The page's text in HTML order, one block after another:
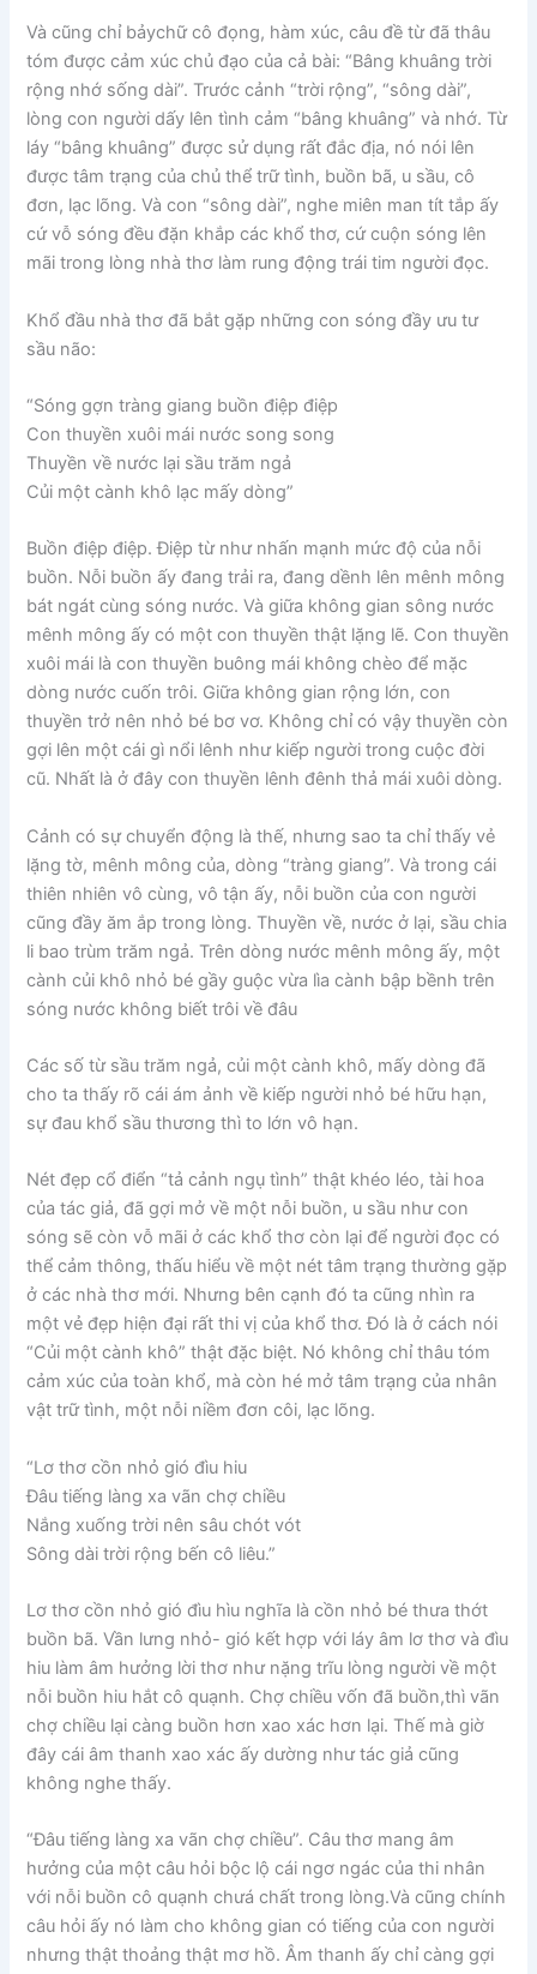
Và cũng chỉ bảychữ cô đọng, hàm xúc, câu đề từ đã thâu
tóm được cảm xúc chủ đạo của cả bài: “Bâng khuâng trời
rộng nhớ sống dài”. Trước cảnh “trời rộng”, “sông dài”,
lòng con người dấy lên tình cảm “bâng khuâng” và nhớ. Từ
láy “bâng khuâng” được sử dụng rất đắc địa, nó nói lên
được tâm trạng của chủ thể trữ tình, buồn bã, u sầu, cô
đơn, lạc lõng. Và con “sông dài”, nghe miên man tít tắp ấy
cứ vỗ sóng đều đặn khắp các khổ thơ, cứ cuộn sóng lên
mãi trong lòng nhà thơ làm rung động trái tim người đọc.
Khổ đầu nhà thơ đã bắt gặp những con sóng đầy ưu tư
sầu não:
“Sóng gợn tràng giang buồn điệp điệp
Con thuyền xuôi mái nước song song
Thuyền về nước lại sầu trăm ngả
Củi một cành khô lạc mấy dòng”
Buồn điệp điệp. Điệp từ như nhấn mạnh mức độ của nỗi
buồn. Nỗi buồn ấy đang trải ra, đang dềnh lên mênh mông
bát ngát cùng sóng nước. Và giữa không gian sông nước
mênh mông ấy có một con thuyền thật lặng lẽ. Con thuyền
xuôi mái là con thuyền buông mái không chèo để mặc
dòng nước cuốn trôi. Giữa không gian rộng lớn, con
thuyền trở nên nhỏ bé bơ vơ. Không chỉ có vậy thuyền còn
gợi lên một cái gì nổi lênh như kiếp người trong cuộc đời
cũ. Nhất là ở đây con thuyền lênh đênh thả mái xuôi dòng.
Cảnh có sự chuyển động là thế, nhưng sao ta chỉ thấy vẻ
lặng tờ, mênh mông của, dòng “tràng giang”. Và trong cái
thiên nhiên vô cùng, vô tận ấy, nỗi buồn của con người
cũng đầy ăm ắp trong lòng. Thuyền về, nước ở lại, sầu chia
li bao trùm trăm ngả. Trên dòng nước mênh mông ấy, một
cành củi khô nhỏ bé gầy guộc vừa lìa cành bập bềnh trên
sóng nước không biết trôi về đâu
Các số từ sầu trăm ngả, củi một cành khô, mấy dòng đã
cho ta thấy rõ cái ám ảnh về kiếp người nhỏ bé hữu hạn,
sự đau khổ sầu thương thì to lớn vô hạn.
Nét đẹp cổ điển “tả cảnh ngụ tình” thật khéo léo, tài hoa
của tác giả, đã gợi mở về một nỗi buồn, u sầu như con
sóng sẽ còn vỗ mãi ở các khổ thơ còn lại để người đọc có
thể cảm thông, thấu hiểu về một nét tâm trạng thường gặp
ở các nhà thơ mới. Nhưng bên cạnh đó ta cũng nhìn ra
một vẻ đẹp hiện đại rất thi vị của khổ thơ. Đó là ở cách nói
“Củi một cành khô” thật đặc biệt. Nó không chỉ thâu tóm
cảm xúc của toàn khổ, mà còn hé mở tâm trạng của nhân
vật trữ tình, một nỗi niềm đơn côi, lạc lõng.
“Lơ thơ cồn nhỏ gió đìu hiu
Đâu tiếng làng xa vãn chợ chiều
Nắng xuống trời nên sâu chót vót
Sông dài trời rộng bến cô liêu.”
Lơ thơ cồn nhỏ gió đìu hìu nghĩa là cồn nhỏ bé thưa thớt
buồn bã. Vần lưng nhỏ- gió kết hợp với láy âm lơ thơ và đìu
hiu làm âm hưởng lời thơ như nặng trĩu lòng người về một
nỗi buồn hiu hắt cô quạnh. Chợ chiều vốn đã buồn,thì vãn
chợ chiều lại càng buồn hơn xao xác hơn lại. Thế mà giờ
đây cái âm thanh xao xác ấy dường như tác giả cũng
không nghe thấy.
“Đâu tiếng làng xa vãn chợ chiều”. Câu thơ mang âm
hưởng của một câu hỏi bộc lộ cái ngơ ngác của thi nhân
với nỗi buồn cô quạnh chưá chất trong lòng.Và cũng chính
câu hỏi ấy nó làm cho không gian có tiếng của con người
nhưng thật thoảng thật mơ hồ. Âm thanh ấy chỉ càng gợi